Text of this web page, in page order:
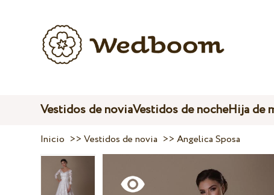
Vestidos de noviaVestidos de nocheHija de
Inicio >>Vestidos de novia >>Angelica Sposa